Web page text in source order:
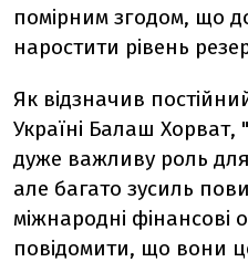
помірним згодом, що
наростити рівень
Як відзначив
Україні Балаш
дуже важливу роль
але багато зусиль
міжнародні фінансові
повідомити, що вони